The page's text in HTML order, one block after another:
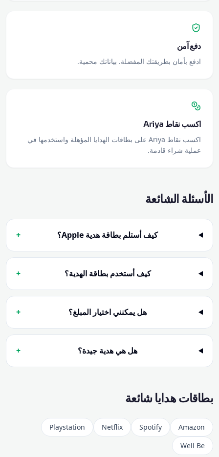
دفع آمن
ادفع بأمان بطريقتك المفضلة. بياناتك محمية.
اكسب نقاط Ariya
اكسب نقاط Ariya على بطاقات الهدايا المؤهلة واستخدمها في
عملية شراء قادمة.
الأسئلة الشائعة
كيف أستلم بطاقة هدية Apple؟ +
كيف أستخدم بطاقة الهدية؟ +
هل يمكنني اختيار المبلغ؟ +
هل هي هدية جيدة؟ +
بطاقات هدايا شائعة
Amazon
Spotify
Netflix
Playstation
Well Be